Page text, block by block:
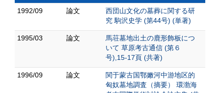
1992/09
論文
西団山文化の墓葬に関する研
究 駒沢史学 (第44号) (単著)
1995/03 論文
馬荘墓地出土の鹿形飾板につ
いて 草原考古通信 (第６
号),15-17頁 (共著)
1996/09 論文
関于蒙古国鄂嫩河中游地区的
匈奴墓地調査（摘要） 環渤海